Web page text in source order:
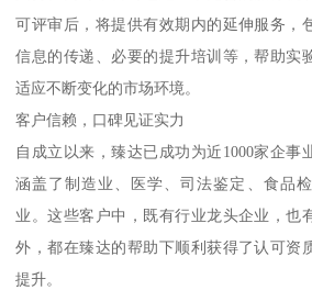
可评审后，将提供有效期内的延伸服务，
信息的传递、必要的提升培训等，帮助实
适应不断变化的市场环境。
客户信赖，口碑见证实力
自成立以来，臻达已成功为近1000家企事
涵盖了制造业、医学、司法鉴定、食品
业。这些客户中，既有行业龙头企业，也
外，都在臻达的帮助下顺利获得了认可资
提升。